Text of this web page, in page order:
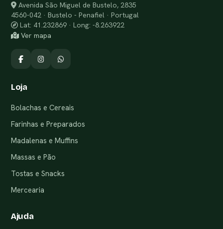
Avenida São Miguel de Bustelo, 2835
4560-042 · Bustelo - Penafiel · Portugal
Lat: 41.232869 · Long: -8.263922
Ver mapa
Loja
Bolachas e Cereais
Farinhas e Preparados
Madalenas e Muffins
Massas e Pão
Tostas e Snacks
Mercearia
Ajuda